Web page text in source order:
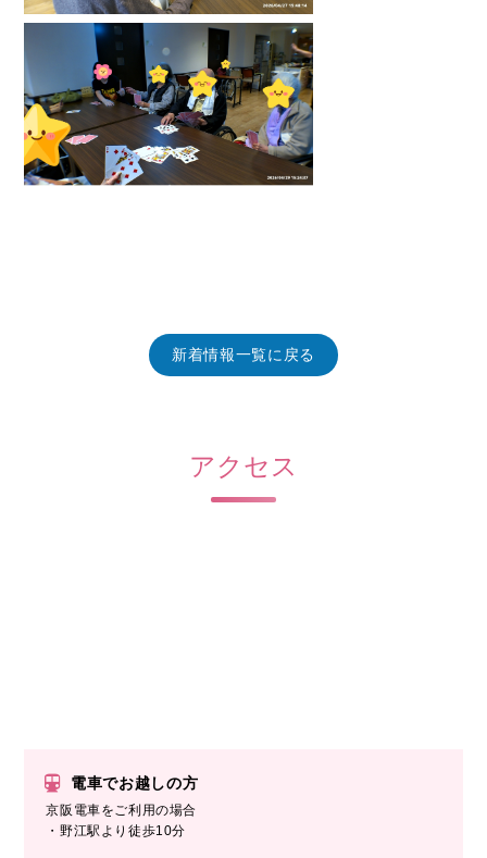
新着情報一覧に戻る
アクセス
電車でお越しの方
京阪電車をご利用の場合
・野江駅より徒歩10分